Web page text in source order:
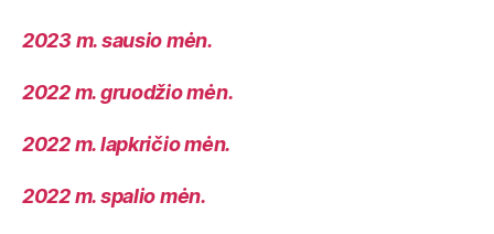
2023 m. sausio mėn.
2022 m. gruodžio mėn.
2022 m. lapkričio mėn.
2022 m. spalio mėn.